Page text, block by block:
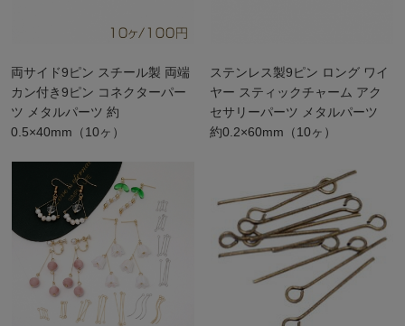
両サイド9ピン スチール製 両端
カン付き9ピン コネクターパー
ツ メタルパーツ 約
0.5×40mm（10ヶ）
ステンレス製9ピン ロング ワイ
ヤー スティックチャーム アク
セサリーパーツ メタルパーツ
約0.2×60mm（10ヶ）